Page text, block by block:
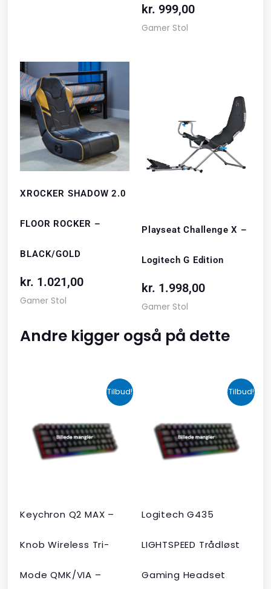
kr. 999,00
Gamer Stol
XROCKER SHADOW 2.0
FLOOR ROCKER –
BLACK/GOLD
kr. 1.021,00
Gamer Stol
Playseat Challenge X –
Logitech G Edition
kr. 1.998,00
Gamer Stol
Andre kigger også på dette
Tilbud!
Keychron Q2 MAX –
Knob Wireless Tri-
Mode QMK/VIA –
oprindelige
pris
var:
kr. 2.190,00.
Den
aktuelle
pris
er:
kr. 1.465,00.
Tilbud!
Logitech G435
LIGHTSPEED Trådløst
Gaming Headset
oprindelige
pris
var:
kr. 599,00.
aktuelle
pris
er:
kr. 399,00.